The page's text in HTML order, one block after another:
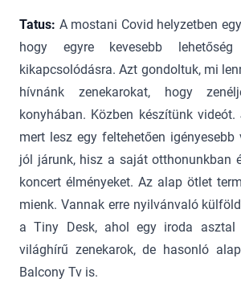
Tatus: A mostani Covid helyzetben
hogy egyre kevesebb
kikapcsolódásra. Azt gondoltuk, mi
hívnánk zenekarokat, hogy
konyhában. Közben készítünk
mert lesz egy feltehetően
jól járunk, hisz a saját otthonunkban
koncert élményeket. Az alap ötlet
mienk. Vannak erre nyilvánvaló
a Tiny Desk, ahol egy iroda asztal
világhírű zenekarok, de hasonló
Balcony Tv is.